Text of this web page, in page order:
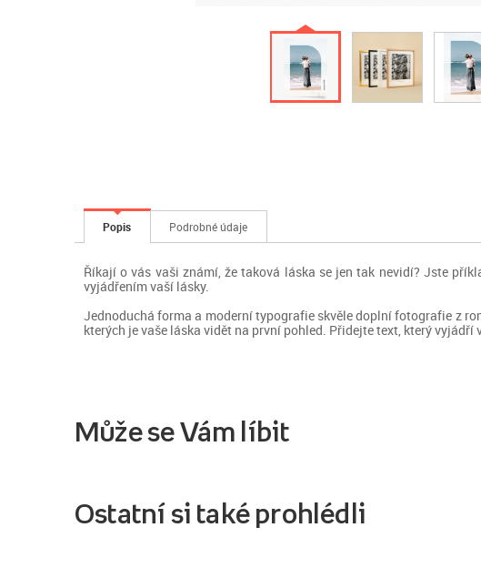
Popis Podrobné údaje
Říkají o vás vaši známí, že taková láska se jen tak nevidí? Jste
vyjádřením vaší lásky.
Jednoduchá forma a moderní typografie skvěle doplní fotografie z
kterých je vaše láska vidět na první pohled. Přidejte text, který
Může se Vám líbit
Ostatní si také prohlédli